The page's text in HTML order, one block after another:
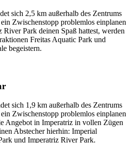
sich 2,5 km außerhalb des Zentrums
Zwischenstopp problemlos einplanen
Park deinen Spaß hattest, werden
Freitas Aquatic Park und
begeistern.
sich 1,9 km außerhalb des Zentrums
Zwischenstopp problemlos einplanen
Angebot in Imperatriz in vollen Zügen
Abstecher hierhin: Imperial
und Imperatriz River Park.